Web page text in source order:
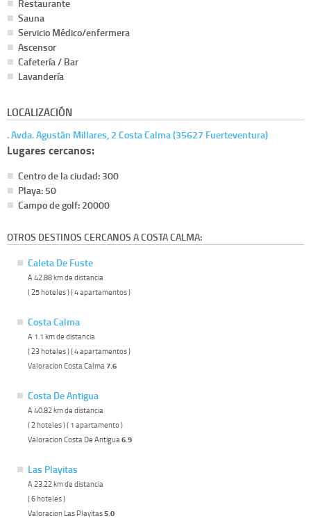
Restaurante
Sauna
Servicio Médico/enfermera
Ascensor
Cafetería / Bar
Lavandería
LOCALIZACIÓN
. Avda. Agustã­n Millares, 2 Costa Calma (35627 Fuerteventura)
Lugares cercanos:
Centro de la ciudad: 300
Playa: 50
Campo de golf: 20000
OTROS DESTINOS CERCANOS A COSTA CALMA:
Caleta De Fuste
A 42.88 km de distancia
( 25 hoteles ) ( 4 apartamentos )
Costa Calma
A 1.1 km de distancia
( 23 hoteles ) ( 4 apartamentos )
Valoracion Costa Calma7.6
Costa De Antigua
A 40.82 km de distancia
( 2 hoteles ) ( 1 apartamento )
Valoracion Costa De Antigua6.9
Las Playitas
A 23.22 km de distancia
( 6 hoteles )
Valoracion Las Playitas5.0